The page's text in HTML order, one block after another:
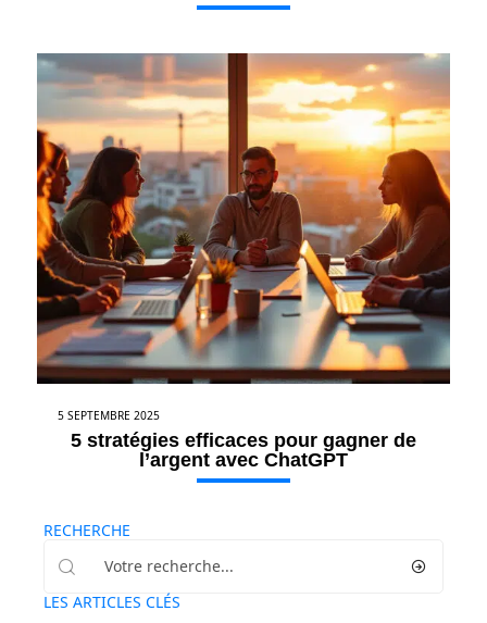
5 SEPTEMBRE 2025
5 stratégies efficaces pour gagner de
l’argent avec ChatGPT
RECHERCHE
LES ARTICLES CLÉS